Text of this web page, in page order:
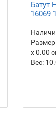
Батут
16069
х 0.00
Вес: